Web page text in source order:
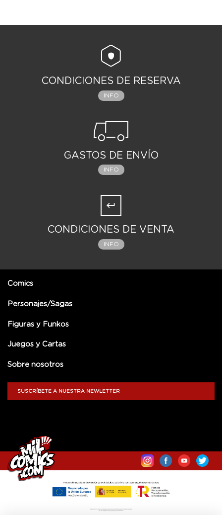
CONDICIONES DE RESERVA
INFO
GASTOS DE ENVÍO
INFO
CONDICIONES DE VENTA
INFO
Comics
Personajes/Sagas
Figuras y Funkos
Juegos y Cartas
Sobre nosotros
SUSCRÍBETE A NUESTRA NEWLETTER